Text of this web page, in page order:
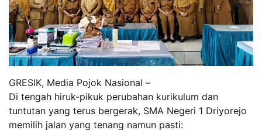
GRESIK, Media Pojok Nasional –
Di tengah hiruk-pikuk perubahan kurikulum dan
tuntutan yang terus bergerak, SMA Negeri 1 Driyorejo
memilih jalan yang tenang namun pasti: